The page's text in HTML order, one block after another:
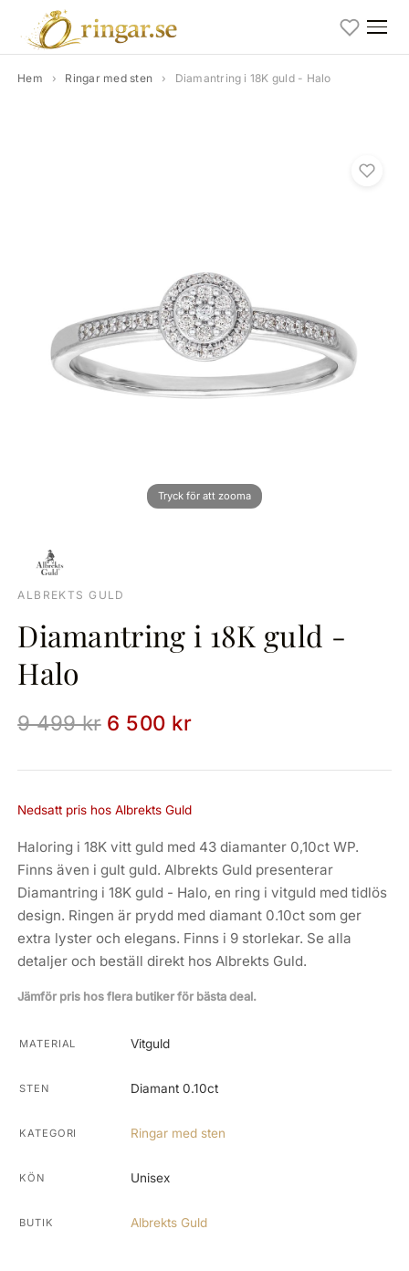
Hem › Ringar med sten › Diamantring i 18K guld - Halo
ALBREKTS GULD
Diamantring i 18K guld -
Halo
9 499 kr 6 500 kr
Nedsatt pris hos Albrekts Guld
Haloring i 18K vitt guld med 43 diamanter 0,10ct WP.
Finns även i gult guld. Albrekts Guld presenterar
Diamantring i 18K guld - Halo, en ring i vitguld med tidlös
design. Ringen är prydd med diamant 0.10ct som ger
extra lyster och elegans. Finns i 9 storlekar. Se alla
detaljer och beställ direkt hos Albrekts Guld.
Jämför pris hos flera butiker för bästa deal.
MATERIAL Vitguld
STEN Diamant 0.10ct
KATEGORI Ringar med sten
KÖN Unisex
BUTIK Albrekts Guld